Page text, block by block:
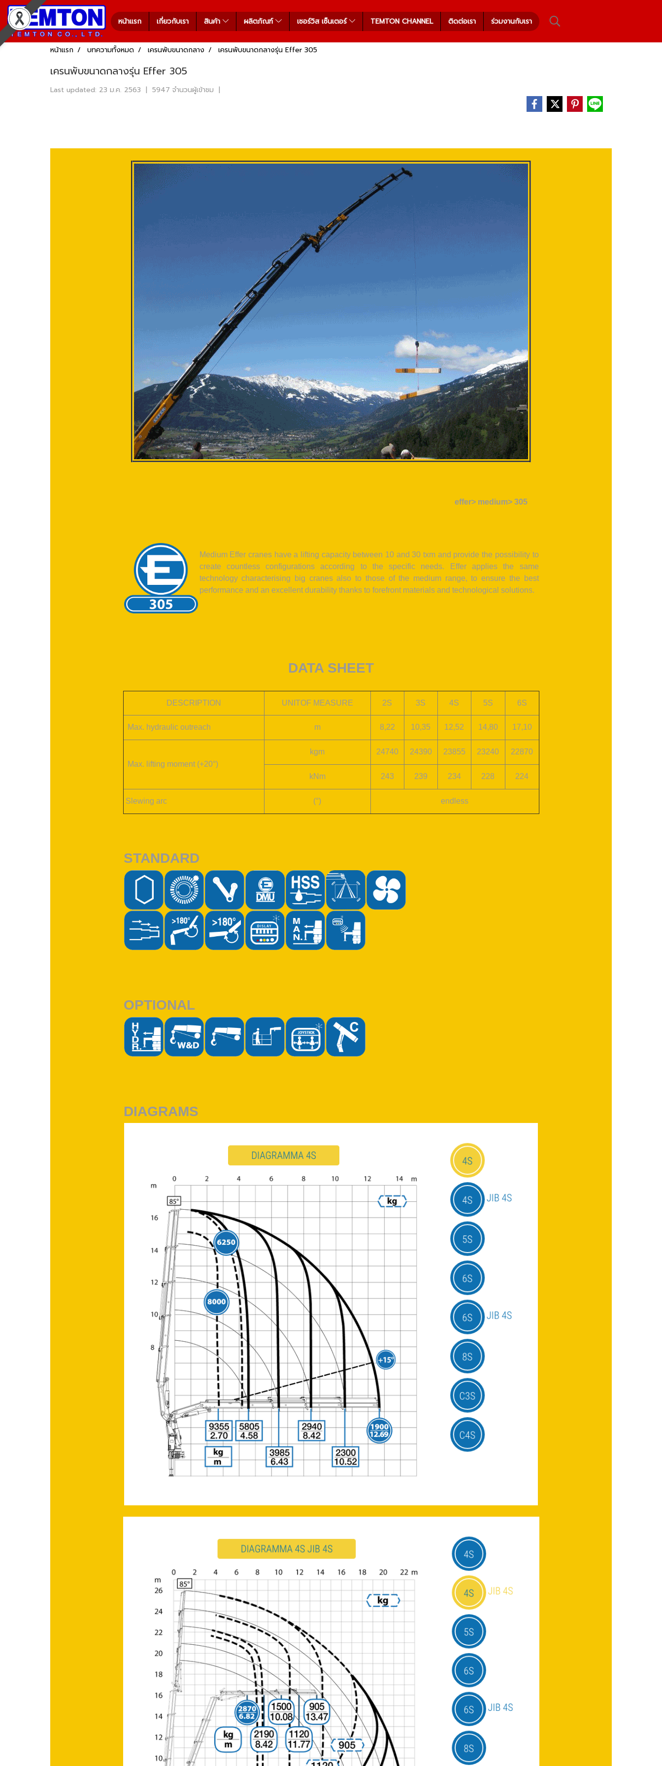
หน้าแรก เกี่ยวกับเรา สินค้า ผลิตภัณฑ์ เซอร์วิส เซ็นเตอร์ TEMTON CHANNEL ติดต่อเรา ร่วมงานกับเรา
หน้าแรก บทความทั้งหมด เครนพับขนาดกลาง เครนพับขนาดกลางรุ่น Effer 305
เครนพับขนาดกลางรุ่น Effer 305
Last updated: 23 ม.ค. 2563 | 5947 จำนวนผู้เข้าชม |
effer> medium> 305
Medium Effer cranes have a lifting capacity between 10 and 30 txm and provide the possibility to
create countless configurations according to the specific needs. Effer applies the same
technology characterising big cranes also to those of the medium range, to ensure the best
performance and an excellent durability thanks to forefront materials and technological solutions.
DATA SHEET
DESCRIPTION UNITOF MEASURE 2S 3S 4S 5S 6S
Max. hydraulic outreach m 8,22 10,35 12,52 14,80 17,10
Max. lifting moment (+20°)
kgm 24740 24390 23855 23240 22870
kNm 243 239 234 228 224
Slewing arc (°) endless
STANDARD
OPTIONAL
DIAGRAMS